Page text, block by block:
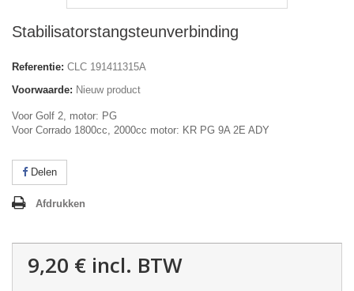
Stabilisatorstangsteunverbinding
Referentie: CLC 191411315A
Voorwaarde: Nieuw product
Voor Golf 2, motor: PG
Voor Corrado 1800cc, 2000cc motor: KR PG 9A 2E ADY
Delen
Afdrukken
9,20 € incl. BTW